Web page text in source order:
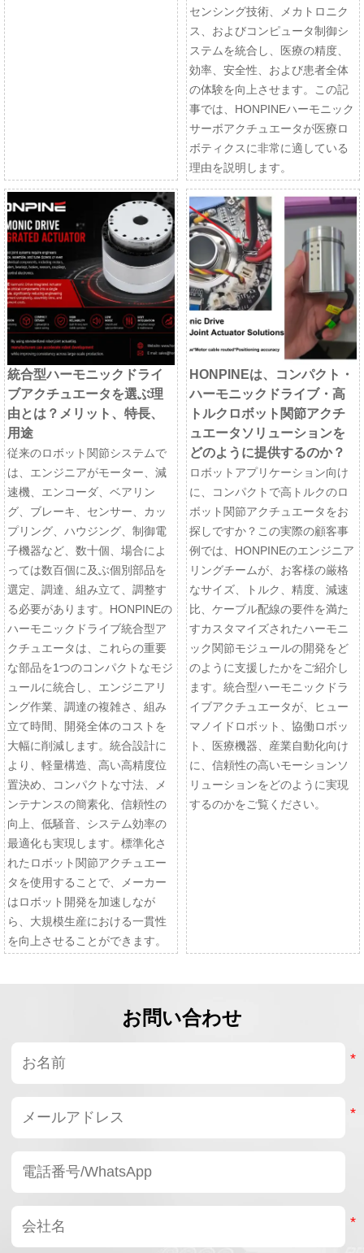
センシング技術、メカトロニク
ス、およびコンピュータ制御シ
ステムを統合し、医療の精度、
効率、安全性、および患者全体
の体験を向上させます。この記
事では、HONPINEハーモニック
サーボアクチュエータが医療ロ
ボティクスに非常に適している
理由を説明します。
統合型ハーモニックドライ
ブアクチュエータを選ぶ理
由とは？メリット、特長、
用途
従来のロボット関節システムで
は、エンジニアがモーター、減
速機、エンコーダ、ベアリン
グ、ブレーキ、センサー、カッ
プリング、ハウジング、制御電
子機器など、数十個、場合によ
っては数百個に及ぶ個別部品を
選定、調達、組み立て、調整す
る必要があります。HONPINEの
ハーモニックドライブ統合型ア
クチュエータは、これらの重要
な部品を1つのコンパクトなモジ
ュールに統合し、エンジニアリ
ング作業、調達の複雑さ、組み
立て時間、開発全体のコストを
大幅に削減します。統合設計に
より、軽量構造、高い高精度位
置決め、コンパクトな寸法、メ
ンテナンスの簡素化、信頼性の
向上、低騒音、システム効率の
最適化も実現します。標準化さ
れたロボット関節アクチュエー
タを使用することで、メーカー
はロボット開発を加速しなが
ら、大規模生産における一貫性
を向上させることができます。
HONPINEは、コンパクト・
ハーモニックドライブ・高
トルクロボット関節アクチ
ュエータソリューションを
どのように提供するのか？
ロボットアプリケーション向け
に、コンパクトで高トルクのロ
ボット関節アクチュエータをお
探しですか？この実際の顧客事
例では、HONPINEのエンジニア
リングチームが、お客様の厳格
なサイズ、トルク、精度、減速
比、ケーブル配線の要件を満た
すカスタマイズされたハーモニ
ック関節モジュールの開発をど
のように支援したかをご紹介し
ます。統合型ハーモニックドラ
イブアクチュエータが、ヒュー
マノイドロボット、協働ロボッ
ト、医療機器、産業自動化向け
に、信頼性の高いモーションソ
リューションをどのように実現
するのかをご覧ください。
お問い合わせ